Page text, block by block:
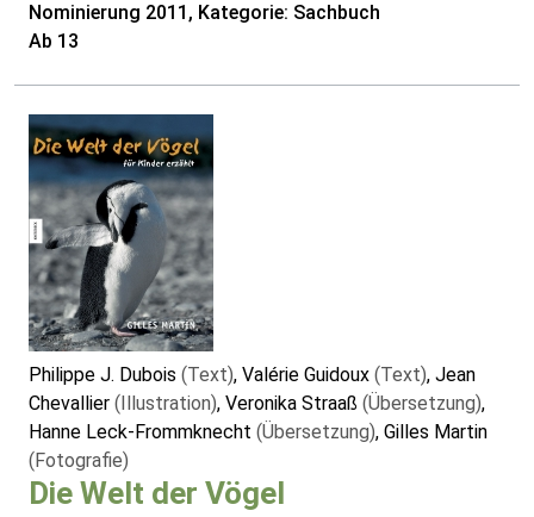
Nominierung 2011, Kategorie: Sachbuch
Ab 13
Philippe J. Dubois (Text), Valérie Guidoux (Text), Jean
Chevallier (Illustration), Veronika Straaß (Übersetzung),
Hanne Leck-Frommknecht (Übersetzung), Gilles Martin
(Fotografie)
Die Welt der Vögel